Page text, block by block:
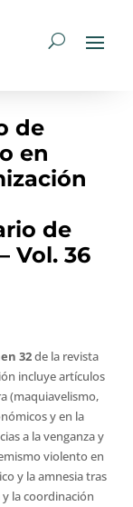
de
en
de
Vol. 36
32de la revista
incluye artículos
(maquiavelismo,
y en la
a la venganza y
violento en
y la amnesia tras
la coordinación